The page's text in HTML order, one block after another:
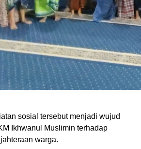
sosial tersebut menjadi wujud
Ikhwanul Muslimin terhadap
warga.